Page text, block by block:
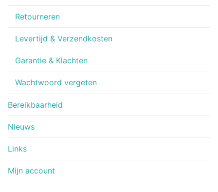
Retourneren
Levertijd & Verzendkosten
Garantie & Klachten
Wachtwoord vergeten
Bereikbaarheid
Nieuws
Links
Mijn account